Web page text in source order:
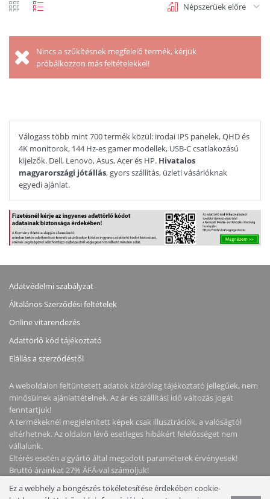
Népszerüek előre
Nincs a szűkítésnek megfelelő termék, kérjük
próbálkozzon más feltételekkel!
Válogass több mint 700 termék közül: irodai IPS panelek, QHD és
4K monitorok, 144 Hz-es gamer modellek, USB-C csatlakozású
kijelzők. Dell, Lenovo, Asus, Acer és HP. Hivatalos
magyarországi jótállás, gyors szállítás, üzleti vásárlóknak
egyedi ajánlat.
Adatvédelmi szabályzat
Általános Szerződési feltételek
Online vitarendezés
Adattörlő kód tájékoztató
Elállás a szerződéstől
A weboldalon feltüntetett adatok kizárólag tájékoztató jellegűek, nem
minősülnek ajánlattételnek. Az ár és szállítási idő változás jogát
fenntartjuk!
A termékeknél megjelenített képek csak illusztrációk, a valóságtól
eltérhetnek. Az oldalon lévő esetleges hibákért felelősséget nem
vállalunk.
Eltérés esetén a gyártó által megadott paraméterek érvényesek!
Bruttó árainkat 27% ÁFÁ-val számoljuk!
Ez a webhely a böngészés tökéletesítése érdekében cookie-